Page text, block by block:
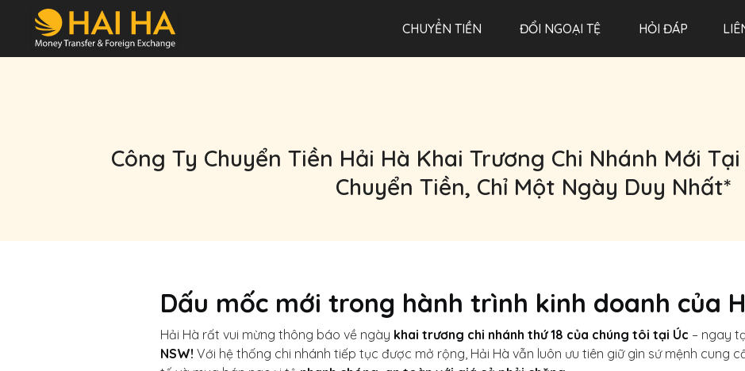
CHUYỂN TIỀN ĐỔI NGOẠI TỆ HỎI ĐÁP
Công Ty Chuyển Tiền Hải Hà Khai Trương Chi Nhánh Mới
Chuyển Tiền, Chỉ Một Ngày Duy Nhất*
Dấu mốc mới trong hành trình kinh doanh của
Hải Hà rất vui mừng thông báo về ngày khai trương chi nhánh thứ 18 của chúng tôi tại Úc – ngay
NSW! Với hệ thống chi nhánh tiếp tục được mở rộng, Hải Hà vẫn luôn ưu tiên giữ gìn sứ mệnh cung